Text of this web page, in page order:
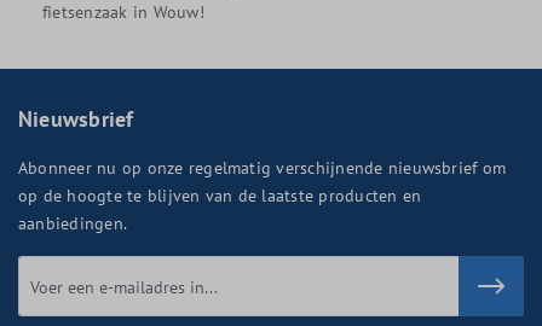
fietsenzaak in Wouw!
Nieuwsbrief
Abonneer nu op onze regelmatig verschijnende nieuwsbrief om
op de hoogte te blijven van de laatste producten en
aanbiedingen.